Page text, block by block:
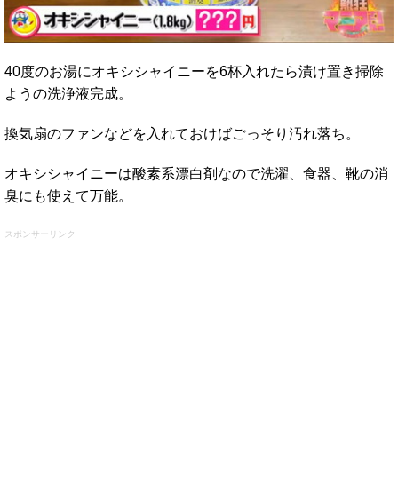
40度のお湯にオキシシャイニーを6杯入れたら漬け置き掃除
ようの洗浄液完成。
換気扇のファンなどを入れておけばごっそり汚れ落ち。
オキシシャイニーは酸素系漂白剤なので洗濯、食器、靴の消
臭にも使えて万能。
スポンサーリンク